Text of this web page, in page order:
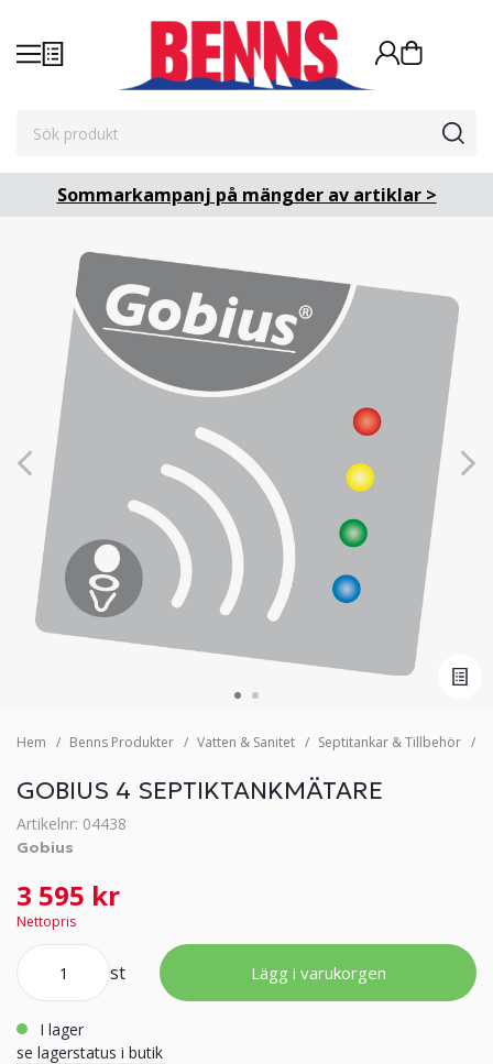
Sommarkampanj på mängder av artiklar >
Hem Benns Produkter Vatten & Sanitet Septitankar & Tillbehör
GOBIUS 4 SEPTIKTANKMÄTARE
Artikelnr: 04438
Gobius
3 595 kr
Nettopris
st Lägg i varukorgen
i lager
se lagerstatus i butik